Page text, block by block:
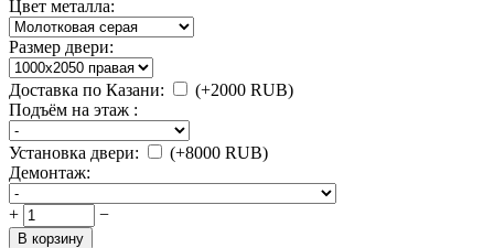
Цвет металла:
Размер двери:
Доставка по Казани: (+2000 RUB)
Подъём на этаж :
Установка двери: (+8000 RUB)
Демонтаж:
+ −
В корзину